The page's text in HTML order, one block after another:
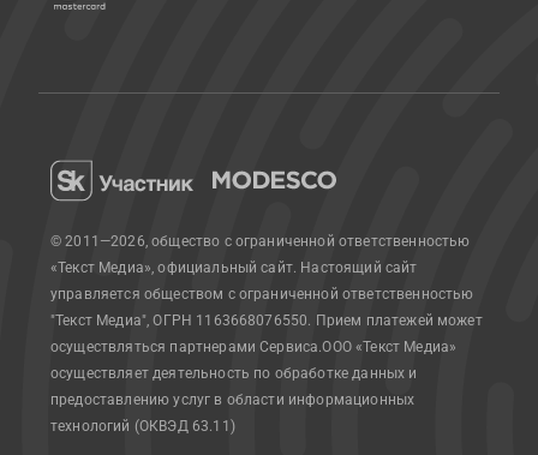
© 2011—2026, общество с ограниченной ответственностью
«Текст Медиа», официальный сайт. Настоящий сайт
управляется обществом с ограниченной ответственностью
"Текст Медиа", ОГРН 1163668076550. Прием платежей может
осуществляться партнерами Сервиса.ООО «Текст Медиа»
осуществляет деятельность по обработке данных и
предоставлению услуг в области информационных
технологий (ОКВЭД 63.11)